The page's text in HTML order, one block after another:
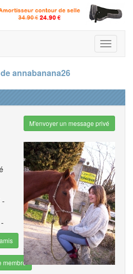
Toggle
annabanana26
-
membre
M'envoyer un message privé